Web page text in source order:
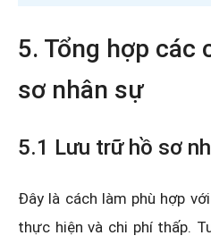
5. Tổng hợp các
sơ nhân sự
5.1 Lưu trữ hồ sơ
Đây là cách làm phù hợp
thực hiện và chi phí thấp.